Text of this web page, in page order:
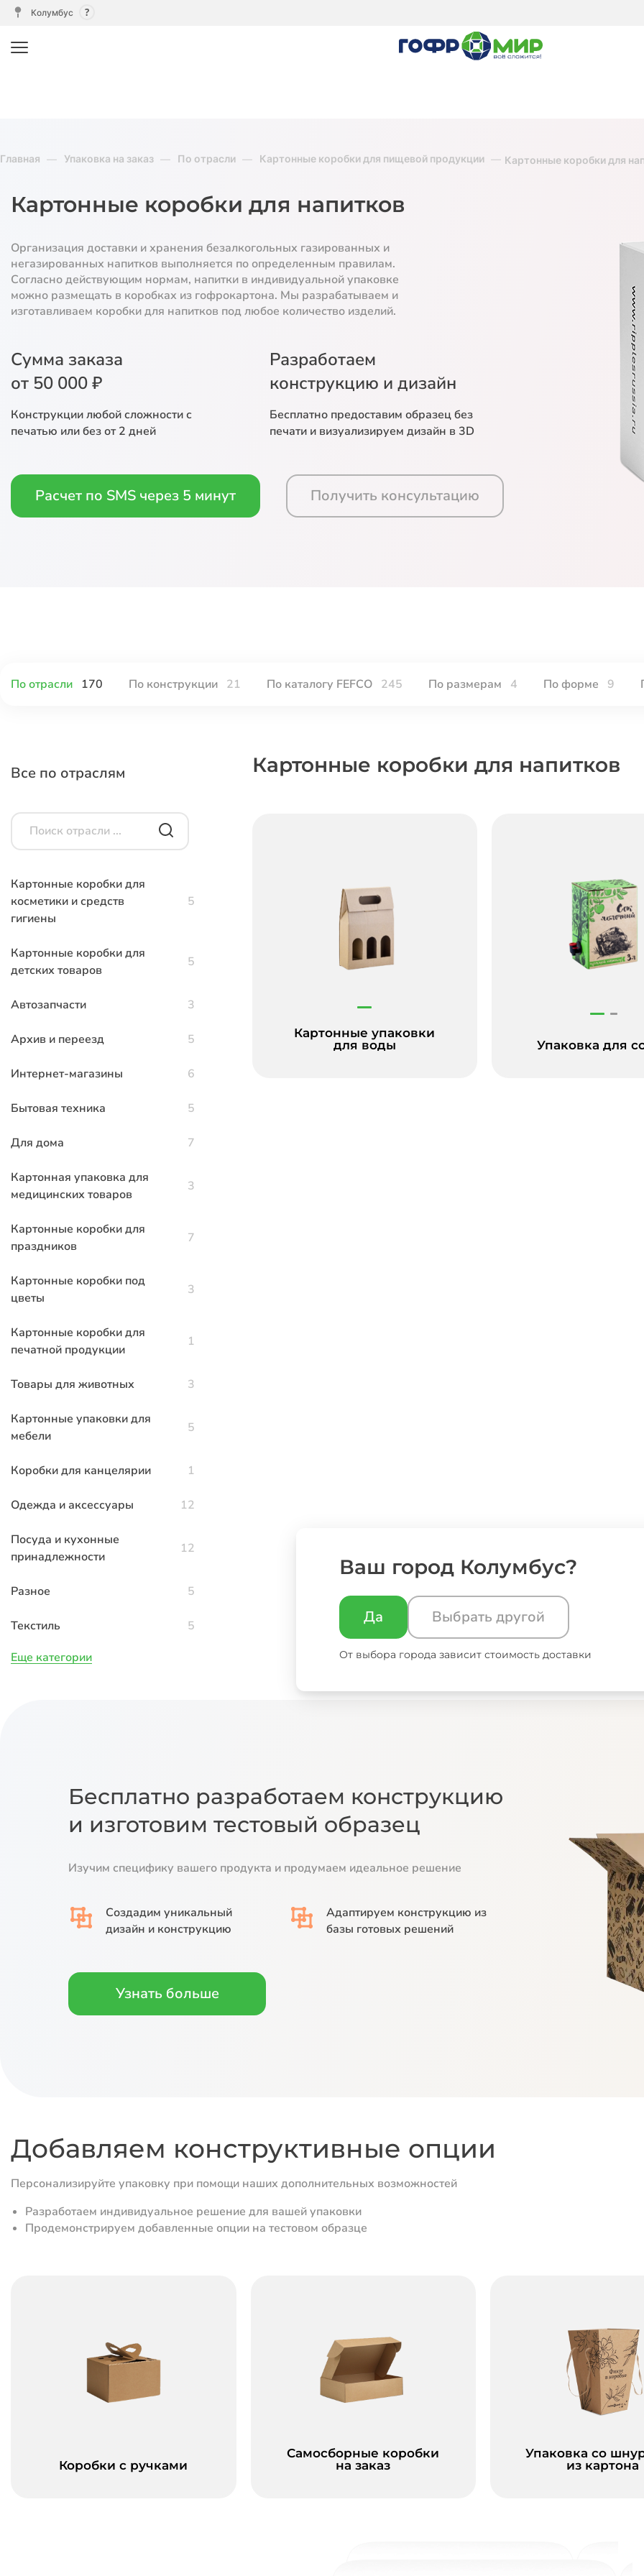
Колумбус
Главная Упаковка на заказ По отрасли Картонные коробки для пищевой продукции Картонные коробки для
Картонные коробки для напитков
Организация доставки и хранения безалкогольных газированных и
негазированных напитков выполняется по определенным правилам.
Согласно действующим нормам, напитки в индивидуальной упаковке
можно размещать в коробках из гофрокартона. Мы разрабатываем и
изготавливаем коробки для напитков под любое количество изделий.
Сумма заказа
от 50 000 ₽
Конструкции любой сложности с
печатью или без от 2 дней
Разработаем
конструкцию и дизайн
Бесплатно предоставим образец без
печати и визуализируем дизайн в 3D
Расчет по SMS через 5 минут Получить консультацию
По отрасли 170 По конструкции 21 По каталогу FEFCO 245 По размерам 4 По форме 9
Все по отраслям
Картонные коробки для
косметики и средств
гигиены
5
Картонные коробки для
детских товаров
5
Автозапчасти 3
Архив и переезд 5
Интернет-магазины 6
Бытовая техника 5
Для дома 7
Картонная упаковка для
медицинских товаров
3
Картонные коробки для
праздников
7
Картонные коробки под
цветы
3
Картонные коробки для
печатной продукции
1
Товары для животных 3
Картонные упаковки для
мебели
5
Коробки для канцелярии 1
Одежда и аксессуары 12
Посуда и кухонные
принадлежности
12
Разное 5
Текстиль
5
Еще категории
Картонные коробки для напитков
Картонные упаковки
для воды
Упаковка для
Бесплатно разработаем конструкцию
и изготовим тестовый образец
Изучим специфику вашего продукта и продумаем идеальное решение
Создадим уникальный
дизайн и конструкцию
Адаптируем конструкцию из
базы готовых решений
Узнать больше
Добавляем конструктивные опции
Персонализируйте упаковку при помощи наших дополнительных возможностей
Разработаем индивидуальное решение для вашей упаковки
Продемонстрируем добавленные опции на тестовом образце
Коробки с ручками
Самосборные коробки
на заказ
Упаковка со
из картона
Ваш город Колумбус?
Да Выбрать другой
От выбора города зависит стоимость доставки